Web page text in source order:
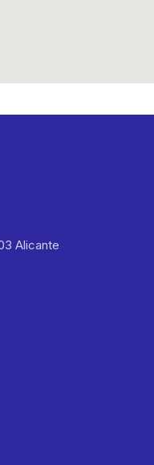
Alicante